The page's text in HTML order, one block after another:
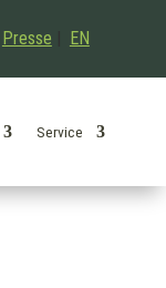
Presse EN
Service